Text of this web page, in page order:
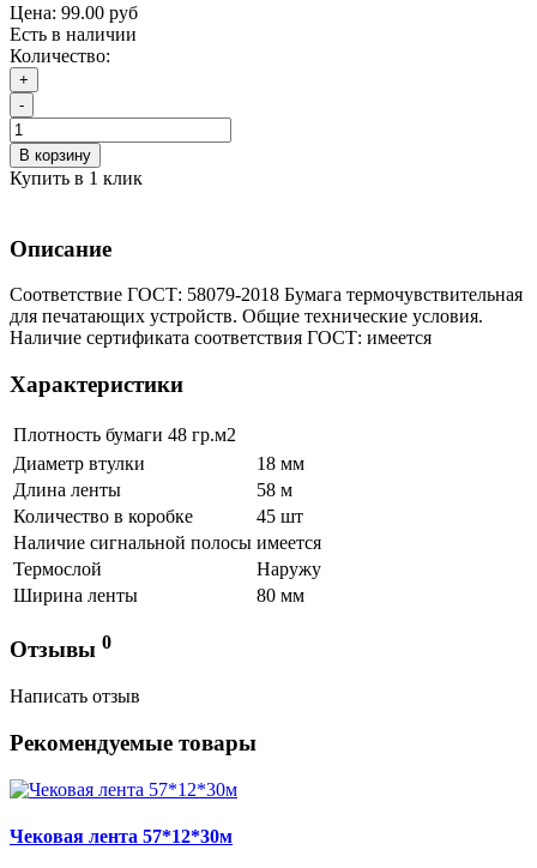
Цена: 99.00 руб
Есть в наличии
Количество:
+
-
В корзину
Купить в 1 клик
Описание
Соответствие ГОСТ: 58079-2018 Бумага термочувствительная
для печатающих устройств. Общие технические условия.
Наличие сертификата соответствия ГОСТ: имеется
Характеристики
Плотность бумаги 48 гр.м2
Диаметр втулки
18 мм
Длина ленты
58 м
Количество в коробке
45 шт
Наличие сигнальной полосы имеется
Термослой
Наружу
Ширина ленты
80 мм
Отзывы 0
Написать отзыв
Рекомендуемые товары
Чековая лента 57*12*30м